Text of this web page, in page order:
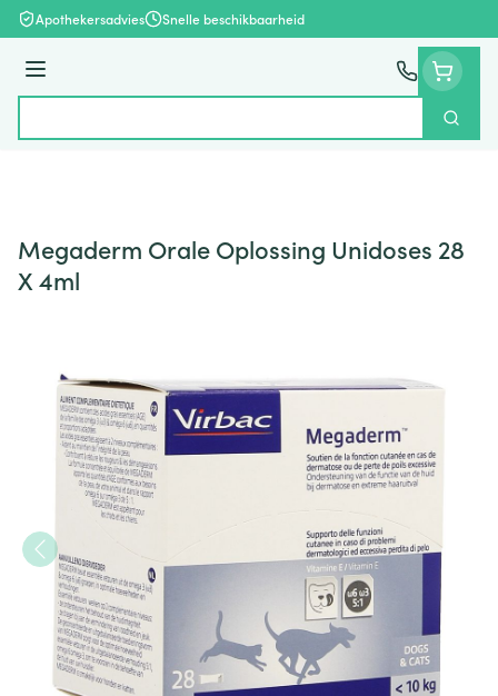
Ga naar de inhoud
Apothekersadvies Snelle beschikbaarheid
Menu
Zoek
Megaderm Orale Oplossing Unidoses 28
X 4ml